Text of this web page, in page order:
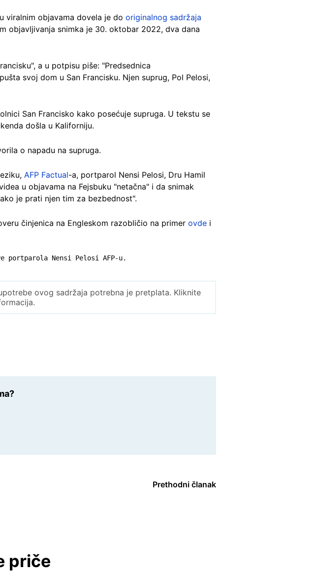
viralnim objavama dovela je do originalnog sadržaja
objavljivanja snimka je 30. oktobar 2022, dva dana
a u potpisu piše: "Predsednica
svoj dom u San Francisku. Njen suprug, Pol Pelosi,
San Francisko kako posećuje supruga. U tekstu se
došla u Kaliforniju.
o napadu na supruga.
AFP Factual-a, portparol Nensi Pelosi, Dru Hamil
u objavama na Fejsbuku "netačna" i da snimak
je prati njen tim za bezbednost".
činjenica na Engleskom razobličio na primer ovde i
portparola Nensi Pelosi AFP-u.
ovog sadržaja potrebna je pretplata. Kliknite
Prethodni članak
priče